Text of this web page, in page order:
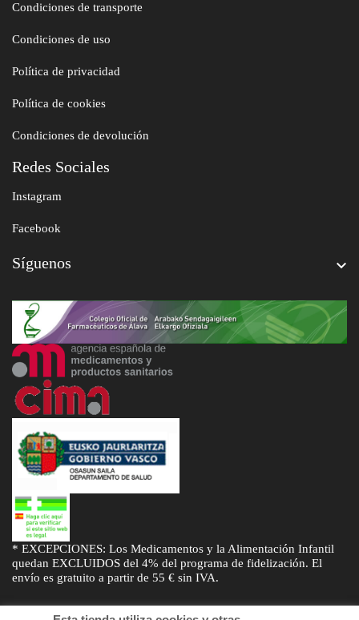
Condiciones de transporte
Condiciones de uso
Política de privacidad
Política de cookies
Condiciones de devolución
Redes Sociales
Instagram
Facebook
Síguenos 
* EXCEPCIONES: Los Medicamentos y la Alimentación Infantil
quedan EXCLUIDOS del 4% del programa de fidelización. El
envío es gratuito a partir de 55 € sin IVA.